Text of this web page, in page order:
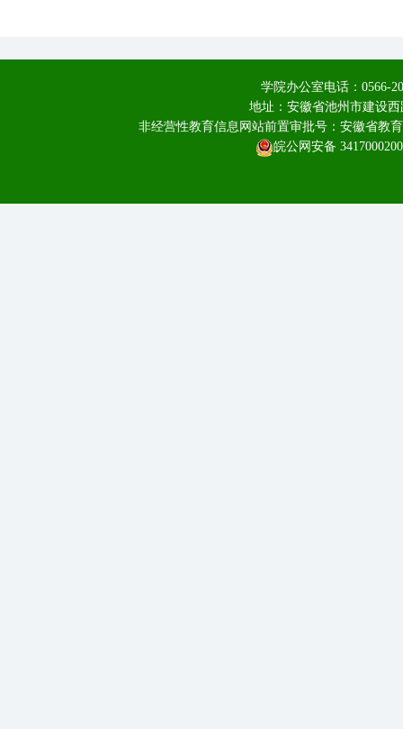
学院办公室电话：0566-
地址：安徽省池州市建设
非经营性教育信息网站前置审批号：安徽省教
皖公网安备